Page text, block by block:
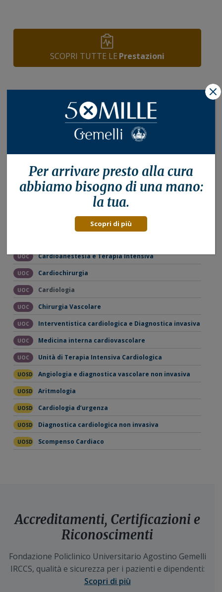
SCOPRI TUTTE LE Prestazioni
UOC Cardioanestesia e Terapia Intensiva
UOC Cardiochirurgia
UOC Cardiologia
UOC Chirurgia Vascolare
UOC Interventistica cardiologica e Diagnostica invasiva
UOC Medicina interna cardiovascolare
UOC Unità di Terapia Intensiva Cardiologica
UOSD Angiologia e diagnostica vascolare non invasiva
UOSD Aritmologia
UOSD Cardiologia d’urgenza
UOSD Diagnostica cardiologica non invasiva
UOSD Scompenso Cardiaco
Accreditamenti, Certificazioni e
Riconoscimenti
Fondazione Policlinico Universitario Agostino Gemelli
IRCCS, qualità e sicurezza per i pazienti e dipendenti:
Scopri di più
Per arrivare presto alla cura
abbiamo bisogno di una mano:
la tua.
Scopri di più
X